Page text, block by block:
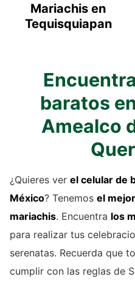
Mariachis en
Tequisquiapan
baratos
Amealco
¿Quieres ver el celular de
México? Tenemos el
mariachis. Encuentra los
para realizar tus
serenatas. Recuerda que
cumplir con las reglas de